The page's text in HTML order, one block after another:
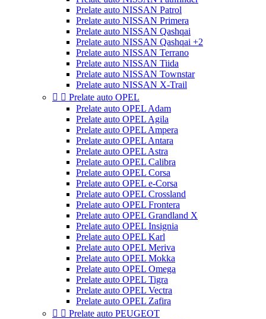
Prelate auto NISSAN Patrol
Prelate auto NISSAN Primera
Prelate auto NISSAN Qashqai
Prelate auto NISSAN Qashqai +2
Prelate auto NISSAN Terrano
Prelate auto NISSAN Tiida
Prelate auto NISSAN Townstar
Prelate auto NISSAN X-Trail
  Prelate auto OPEL
Prelate auto OPEL Adam
Prelate auto OPEL Agila
Prelate auto OPEL Ampera
Prelate auto OPEL Antara
Prelate auto OPEL Astra
Prelate auto OPEL Calibra
Prelate auto OPEL Corsa
Prelate auto OPEL e-Corsa
Prelate auto OPEL Crossland
Prelate auto OPEL Frontera
Prelate auto OPEL Grandland X
Prelate auto OPEL Insignia
Prelate auto OPEL Karl
Prelate auto OPEL Meriva
Prelate auto OPEL Mokka
Prelate auto OPEL Omega
Prelate auto OPEL Tigra
Prelate auto OPEL Vectra
Prelate auto OPEL Zafira
  Prelate auto PEUGEOT